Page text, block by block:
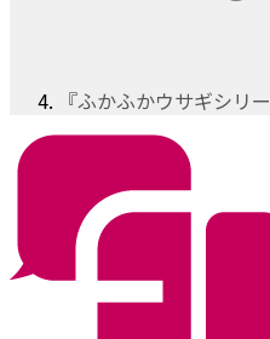
『ふかふかウサギシリ